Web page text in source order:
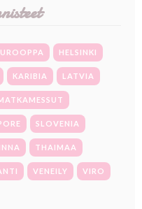
HELSINKI
KARIBIA LATVIA
SLOVENIA
THAIMAA
VENEILY VIRO